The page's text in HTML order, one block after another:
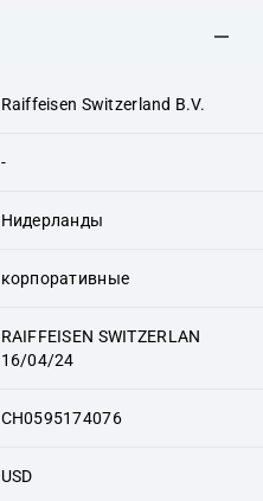
Raiffeisen Switzerland B.V.
-
Нидерланды
корпоративные
RAIFFEISEN SWITZERLAN
16/04/24
CH0595174076
USD